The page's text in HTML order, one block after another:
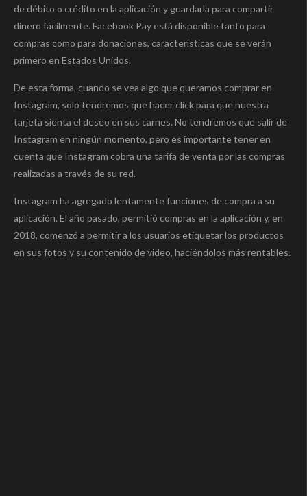
de débito o crédito en la aplicación y guardarla para compartir
dinero fácilmente. Facebook Pay está disponible tanto para
compras como para donaciones, características que se verán
primero en Estados Unidos.
De esta forma, cuando se vea algo que queramos comprar en
Instagram, solo tendremos que hacer click para que nuestra
tarjeta sienta el deseo en sus carnes. No tendremos que salir de
Instagram en ningún momento, pero es importante tener en
cuenta que Instagram cobra una tarifa de venta por las compras
realizadas a través de su red.
Instagram ha agregado lentamente funciones de compra a su
aplicación. El año pasado, permitió compras en la aplicación y, en
2018, comenzó a permitir a los usuarios etiquetar los productos
en sus fotos y su contenido de video, haciéndolos más rentables.